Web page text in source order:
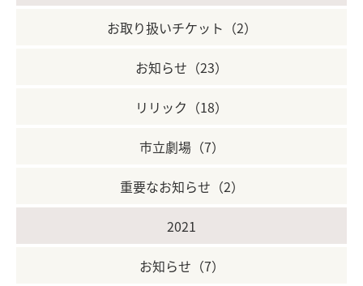
お取り扱いチケット（2）
お知らせ（23）
リリック（18）
市立劇場（7）
重要なお知らせ（2）
2021
お知らせ（7）